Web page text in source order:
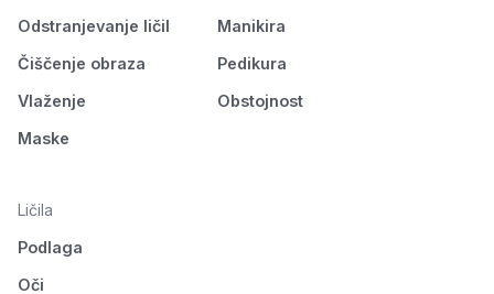
Odstranjevanje ličil
Čiščenje obraza
Vlaženje
Maske
Manikira
Pedikura
Obstojnost
Ličila
Podlaga
Oči